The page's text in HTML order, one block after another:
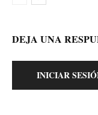
DEJA UNA
INICIAR